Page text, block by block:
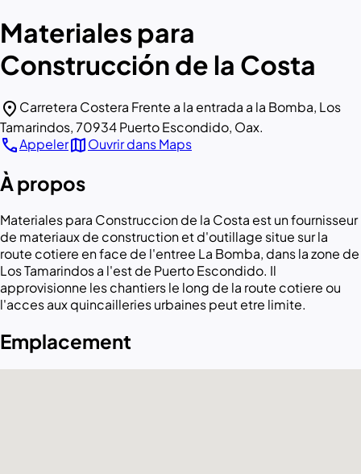
Materiales para
Construcción de la Costa
location_on Carretera Costera Frente a la entrada a la Bomba, Los
Tamarindos, 70934 Puerto Escondido, Oax.
callAppelermapOuvrir dans Maps
À propos
Materiales para Construccion de la Costa est un fournisseur
de materiaux de construction et d'outillage situe sur la
route cotiere en face de l'entree La Bomba, dans la zone de
Los Tamarindos a l'est de Puerto Escondido. Il
approvisionne les chantiers le long de la route cotiere ou
l'acces aux quincailleries urbaines peut etre limite.
Emplacement